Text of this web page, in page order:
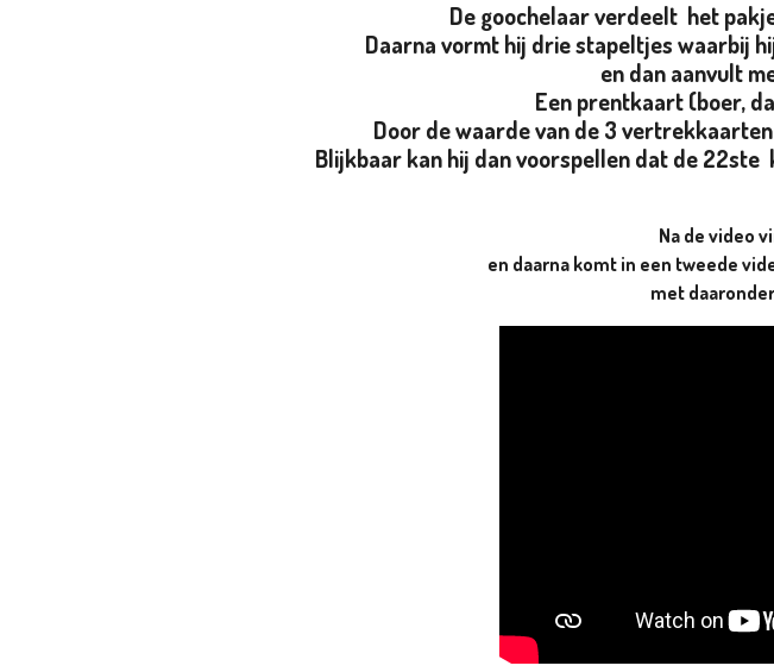
De goochelaar verdeelt het
Daarna vormt hij drie stapeltjes waarbij
en dan aanvult
Een prentkaart (boer,
Door de waarde van de 3
Blijkbaar kan hij dan voorspellen dat de
Na de video
en daarna komt in een tweede
met